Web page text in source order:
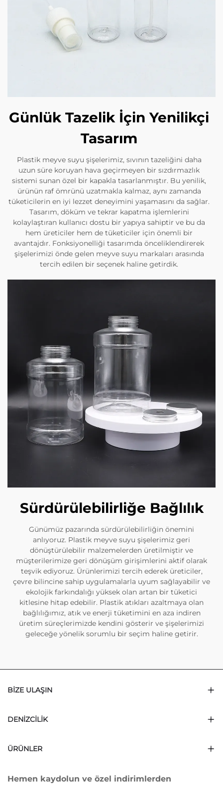
Günlük Tazelik İçin Yenilikçi
Tasarım
Plastik meyve suyu şişelerimiz, sıvının tazeliğini daha
uzun süre koruyan hava geçirmeyen bir sızdırmazlık
sistemi sunan özel bir kapakla tasarlanmıştır. Bu yenilik,
ürünün raf ömrünü uzatmakla kalmaz, aynı zamanda
tüketicilerin en iyi lezzet deneyimini yaşamasını da sağlar.
Tasarım, döküm ve tekrar kapatma işlemlerini
kolaylaştıran kullanıcı dostu bir yapıya sahiptir ve bu da
hem üreticiler hem de tüketiciler için önemli bir
avantajdır. Fonksiyonelliği tasarımda önceliklendirerek
şişelerimizi önde gelen meyve suyu markaları arasında
tercih edilen bir seçenek haline getirdik.
Sürdürülebilirliğe Bağlılık
Günümüz pazarında sürdürülebilirliğin önemini
anlıyoruz. Plastik meyve suyu şişelerimiz geri
dönüştürülebilir malzemelerden üretilmiştir ve
müşterilerimize geri dönüşüm girişimlerini aktif olarak
teşvik ediyoruz. Ürünlerimizi tercih ederek üreticiler,
çevre bilincine sahip uygulamalarla uyum sağlayabilir ve
ekolojik farkındalığı yüksek olan artan bir tüketici
kitlesine hitap edebilir. Plastik atıkları azaltmaya olan
bağlılığımız, atık ve enerji tüketimini en aza indiren
üretim süreçlerimizde kendini gösterir ve şişelerimizi
geleceğe yönelik sorumlu bir seçim haline getirir.
BIZE ULAŞIN
DENIZCILIK
ÜRÜNLER
Hemen kaydolun ve özel indirimlerden